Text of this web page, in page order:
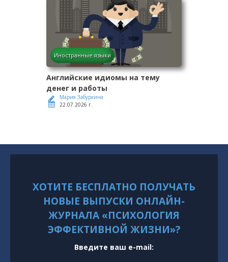
Иностранные языки
Английские идиомы на тему
денег и работы
Мария Забуркина
22.07.2026 г.
ХОТИТЕ БЕСПЛАТНО ПОЛУЧАТЬ
НОВЫЕ ВЫПУСКИ ОНЛАЙН-
ЖУРНАЛА «ПСИХОЛОГИЯ
ЭФФЕКТИВНОЙ ЖИЗНИ»?
Введите ваш e-mail: